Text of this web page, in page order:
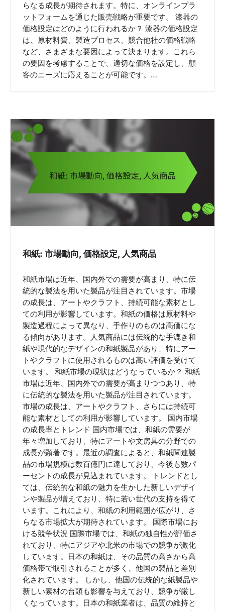
らなる成長が期待されます。特に、オンラインプラ
ットフォームを通じた販売戦略が重要です。 漆器の
価格設定はどのように行われるか？ 漆器の価格設定
は、原材料費、製造プロセス、競合他社の価格戦略
など、さまざまな要因によって決まります。これら
の要因を考慮することで、適切な価格を設定し、顧
客のニーズに応えることが可能です。…
和紙: 市場動向, 価格設定, 人気商品
和紙市場は近年、国内外での需要が高まり、特に伝
統的な製法を用いた製品が注目されています。市場
の成長は、アートやクラフト、持続可能な素材とし
ての利用が影響しています。和紙の価格は原材料や
製造過程によって異なり、手作りのものは高価にな
る傾向があります。人気商品には伝統的な手漉き和
紙や現代的なデザインの和紙製品があり、特にアー
トやクラフトに使用されるものは高い評価を受けて
います。 和紙市場の現状はどうなっているか？ 和紙
市場は近年、国内外での需要が高まりつつあり、特
に伝統的な製法を用いた製品が注目されています。
市場の成長は、アートやクラフト、さらには持続可
能な素材としての利用が影響しています。 国内市場
の成長率とトレンド 国内市場では、和紙の需要が
年々増加しており、特にアートや文房具の分野での
成長が顕著です。最近の調査によると、和紙関連製
品の市場規模は数百億円に達しており、今後も数パ
ーセントの成長が見込まれています。 トレンドとし
ては、伝統的な和紙の魅力を生かした新しいデザイ
ンや製品が増えており、特に若い世代の支持を得て
います。これにより、和紙の利用範囲が広がり、さ
らなる市場拡大が期待されています。 国際市場にお
ける競争状況 国際市場では、和紙の独自性が評価さ
れており、特にアジアや北米の市場での競争が激化
しています。日本の和紙は、その品質の高さから高
価格帯で取引されることが多く、他国の製品と差別
化されています。 しかし、他国の伝統的な紙製品や
新しい素材の台頭も影響を与えており、競争が厳し
くなっています。日本の和紙業者は、品質の維持と